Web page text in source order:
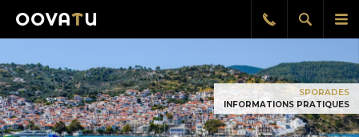
le
Afficher
la
Rappel
gratuit
SPORADES
INFORMATIONS PRATIQUES